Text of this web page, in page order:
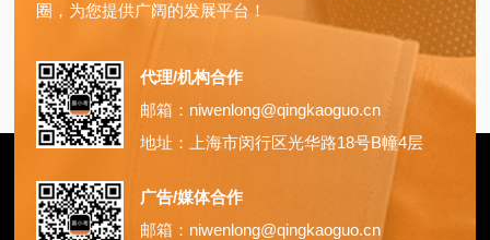
圈，为您提供广阔的发展平台！
代理/机构合作
邮箱：niwenlong@qingkaoguo.cn
地址：上海市闵行区光华路18号B幢4层
广告/媒体合作
邮箱：niwenlong@qingkaoguo.cn